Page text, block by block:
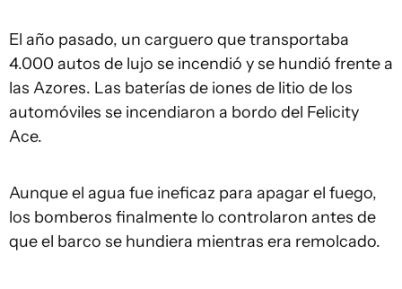
El año pasado, un carguero que transportaba
4.000 autos de lujo se incendió y se hundió frente a
las Azores. Las baterías de iones de litio de los
automóviles se incendiaron a bordo del Felicity
Ace.
Aunque el agua fue ineficaz para apagar el fuego,
los bomberos finalmente lo controlaron antes de
que el barco se hundiera mientras era remolcado.